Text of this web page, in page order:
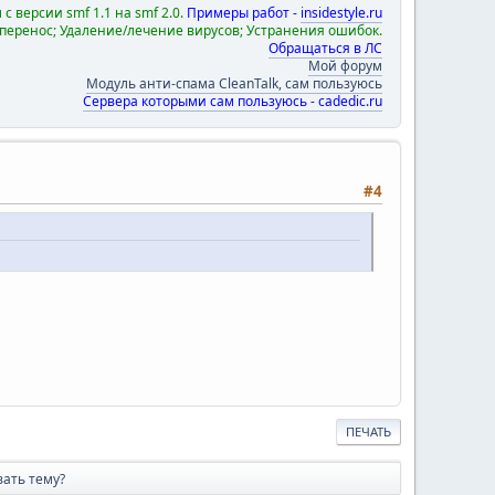
версии smf 1.1 на smf 2.0. Примеры работ - insidestyle.ru
Удаление/лечение вирусов; Устранения ошибок.
Обращаться в ЛС
Мой форум
Модуль анти-спама CleanTalk, сам пользуюсь
Сервера которыми сам пользуюсь - cadedic.ru
#4
ПЕЧАТЬ
тему?